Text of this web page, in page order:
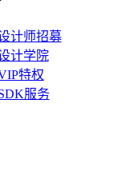
计师招募
计学院
特权
服务